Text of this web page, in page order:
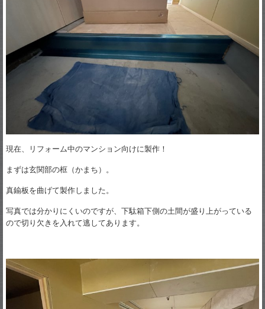
現在、リフォーム中のマンション向けに製作！
まずは玄関部の框（かまち）。
真鍮板を曲げて製作しました。
写真では分かりにくいのですが、下駄箱下側の土間が盛り上がっている
ので切り欠きを入れて逃してあります。